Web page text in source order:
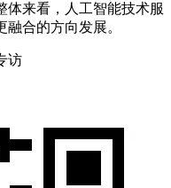
体来看，人工智能技术服
合的方向发展。
访